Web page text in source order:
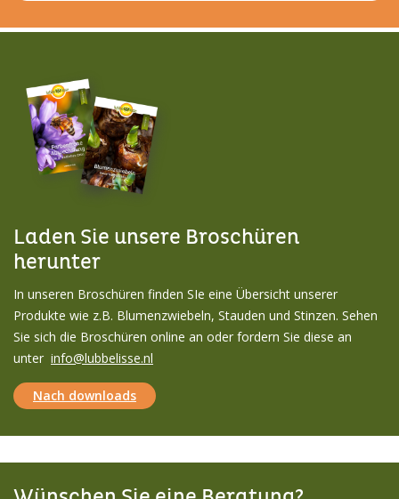
Laden Sie unsere Broschüren
herunter
In unseren Broschüren finden SIe eine Übersicht unserer
Produkte wie z.B. Blumenzwiebeln, Stauden und Stinzen. Sehen
Sie sich die Broschüren online an oder fordern Sie diese an
unter info@lubbelisse.nl
Nach downloads